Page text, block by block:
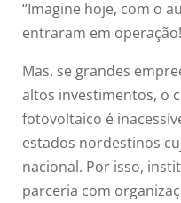
“Imagine hoje, com o
entraram em
Mas, se grandes
altos investimentos, o
fotovoltaico é
estados nordestinos
nacional. Por isso,
parceria com